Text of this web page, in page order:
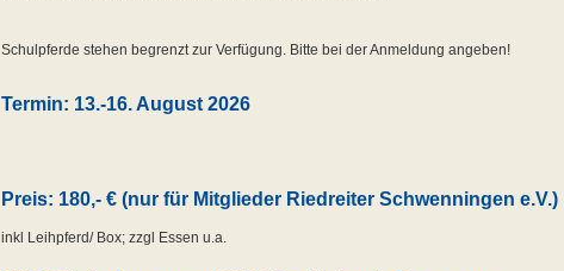
Schulpferde stehen begrenzt zur Verfügung. Bitte bei der Anmeldung angeben!
Termin: 13.-16. August 2026
Preis: 180,- € (nur für Mitglieder Riedreiter Schwenningen e.V.)
inkl Leihpferd/ Box; zzgl Essen u.a.